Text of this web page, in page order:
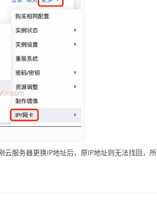
服务器更换IP地址后，原IP地址则无法找回，所